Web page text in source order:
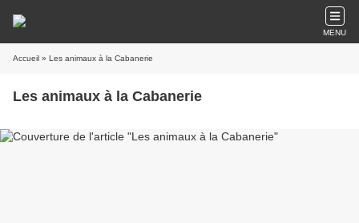
MENU
Accueil » Les animaux à la Cabanerie
Les animaux à la Cabanerie